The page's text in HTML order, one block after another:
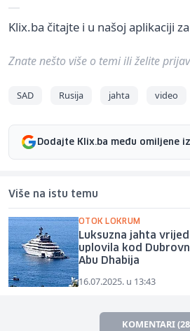
Klix.ba čitajte i u našoj aplikaciji za
Znate nešto više o temi ili želite
SAD Rusija jahta video
Dodajte Klix.ba među omiljene
Više na istu temu
OTOK LOKRUM
Luksuzna jahta
uplovila kod
Abu Dhabija
16.07.2025. u 13:43
KOMENTARI